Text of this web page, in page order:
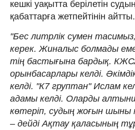
кешкі уақытта берілетін
қабаттарға жетпейтінін айтты.
"Бес литрлік сумен
керек. Жиналыс болмады
тің бастығына бардық.
орынбасарлары келді.
келді. "К7 груптан" Ислам
адамы келді. Оларды
көтеріп, судың жоғын шыны
– дейді Ақтау қаласының